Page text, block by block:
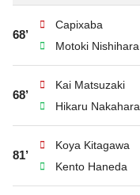
68’
Capixaba
Motoki Nishihara
68’
Kai Matsuzaki
Hikaru Nakahara
81’
Koya Kitagawa
Kento Haneda